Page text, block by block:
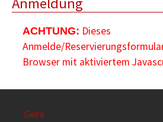
ACHTUNG: Dieses
Anmelde/
Browser mit aktiviertem
Gera